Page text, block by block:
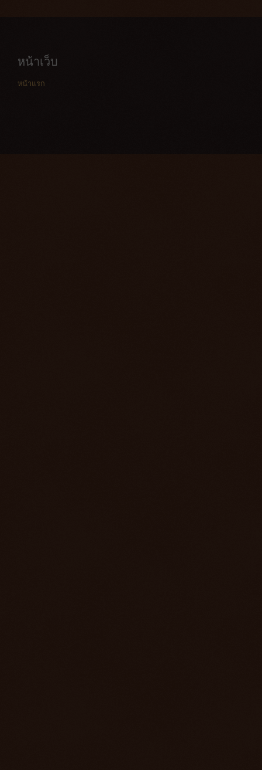
หน้าเว็บ
หน้าแรก